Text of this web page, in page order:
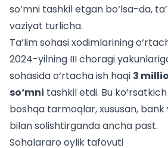
so‘mni tashkil etgan bo‘lsa-da,
vaziyat turlicha.
Ta’lim sohasi xodimlarining
2024-yilning III choragi
sohasida o‘rtacha ish haqi 3
so‘mni tashkil etdi. Bu
boshqa tarmoqlar, xususan, bank
bilan solishtirganda ancha past.
Sohalararo oylik tafovuti